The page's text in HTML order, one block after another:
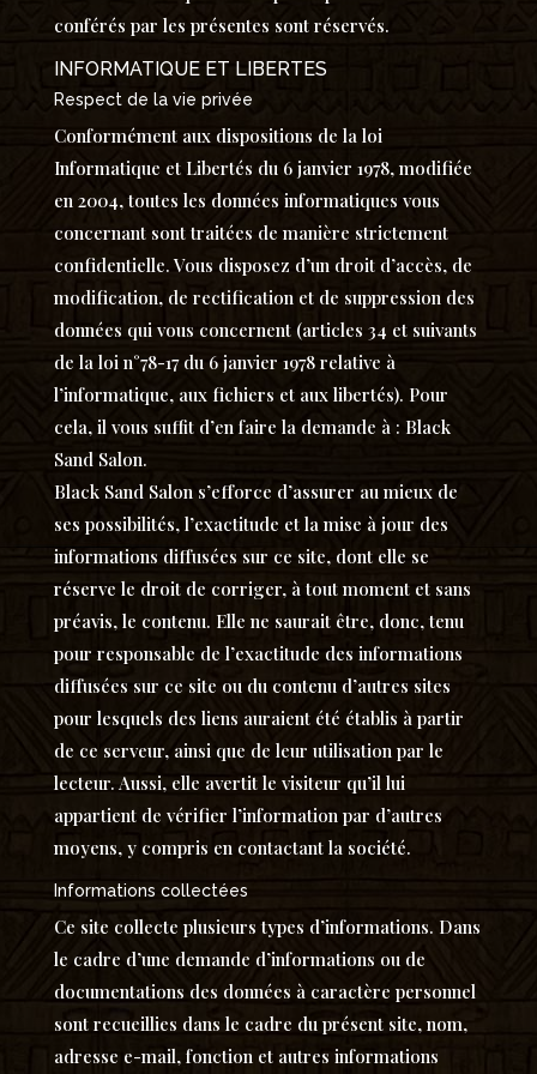
conférés par les présentes sont réservés.
INFORMATIQUE ET LIBERTES
Respect de la vie privée
Conformément aux dispositions de la loi
Informatique et Libertés du 6 janvier 1978, modifiée
en 2004, toutes les données informatiques vous
concernant sont traitées de manière strictement
confidentielle. Vous disposez d’un droit d’accès, de
modification, de rectification et de suppression des
données qui vous concernent (articles 34 et suivants
de la loi n°78-17 du 6 janvier 1978 relative à
l’informatique, aux fichiers et aux libertés). Pour
cela, il vous suffit d’en faire la demande à : Black
Sand Salon.
Black Sand Salon s’efforce d’assurer au mieux de
ses possibilités, l’exactitude et la mise à jour des
informations diffusées sur ce site, dont elle se
réserve le droit de corriger, à tout moment et sans
préavis, le contenu. Elle ne saurait être, donc, tenu
pour responsable de l’exactitude des informations
diffusées sur ce site ou du contenu d’autres sites
pour lesquels des liens auraient été établis à partir
de ce serveur, ainsi que de leur utilisation par le
lecteur. Aussi, elle avertit le visiteur qu’il lui
appartient de vérifier l’information par d’autres
moyens, y compris en contactant la société.
Informations collectées
Ce site collecte plusieurs types d’informations. Dans
le cadre d’une demande d’informations ou de
documentations des données à caractère personnel
sont recueillies dans le cadre du présent site, nom,
adresse e-mail, fonction et autres informations